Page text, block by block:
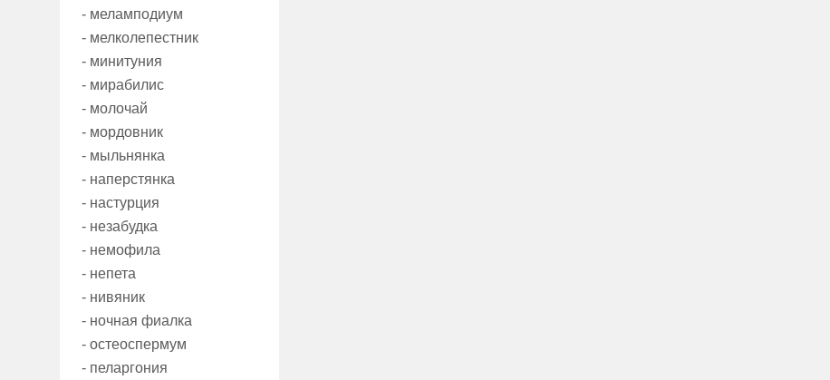
- меламподиум
- мелколепестник
- минитуния
- мирабилис
- молочай
- мордовник
- мыльнянка
- наперстянка
- настурция
- незабудка
- немофила
- непета
- нивяник
- ночная фиалка
- остеоспермум
- пеларгония